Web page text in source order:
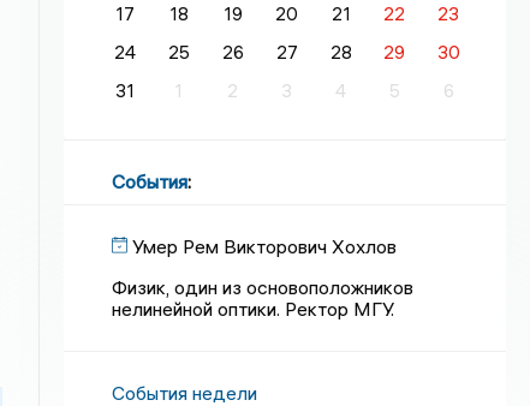
17
18 19 20 21 22
23
24
25 26 27 28 29
30
31
1 2 3 4 5 6
События:
Умер Рем Викторович Хохлов
Физик, один из основоположников
нелинейной оптики. Ректор МГУ.
События недели